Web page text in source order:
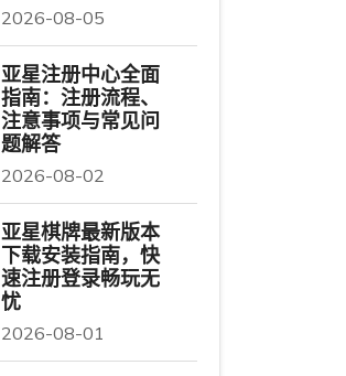
2026-08-05
亚星注册中心全面
指南：注册流程、
注意事项与常见问
题解答
2026-08-02
亚星棋牌最新版本
下载安装指南，快
速注册登录畅玩无
忧
2026-08-01